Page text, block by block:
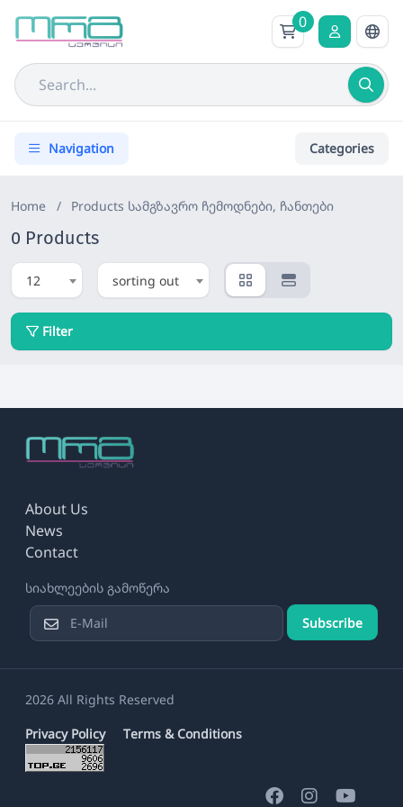
0
Navigation Categories
Home / Products სამგზავრო ჩემოდნები, ჩანთები
0 Products
12 sorting out
Filter
About Us
News
Contact
სიახლეების გამოწერა
Subscribe
2026 All Rights Reserved
Privacy Policy
Terms & Conditions